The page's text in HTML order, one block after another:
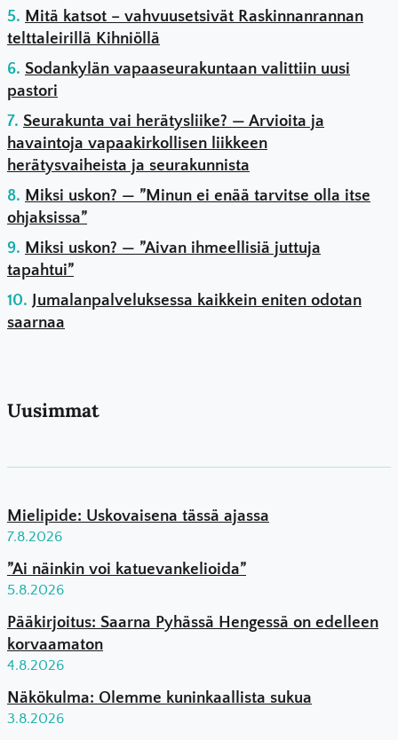
Mitä katsot – vahvuusetsivät Raskinnanrannan
telttaleirillä Kihniöllä
Sodankylän vapaaseurakuntaan valittiin uusi
pastori
Seurakunta vai herätysliike? — Arvioita ja
havaintoja vapaakirkollisen liikkeen
herätysvaiheista ja seurakunnista
Miksi uskon? — ”Minun ei enää tarvitse olla itse
ohjaksissa”
Miksi uskon? — ”Aivan ihmeellisiä juttuja
tapahtui”
Jumalanpalveluksessa kaikkein eniten odotan
saarnaa
Uusimmat
Mielipide: Uskovaisena tässä ajassa
7.8.2026
”Ai näinkin voi katuevankelioida”
5.8.2026
Pääkirjoitus: Saarna Pyhässä Hengessä on edelleen
korvaamaton
4.8.2026
Näkökulma: Olemme kuninkaallista sukua
3.8.2026